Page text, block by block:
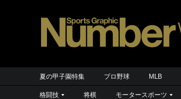
夏の甲子園特集 プロ野球 MLB
格闘技 将棋 モータースポーツ